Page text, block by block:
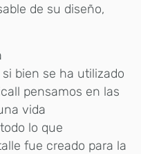
de su diseño,
bien se ha utilizado
pensamos en las
vida
lo que
fue creado para la